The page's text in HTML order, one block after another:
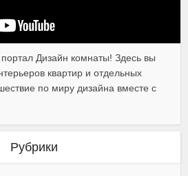
Дизайн комнаты! Здесь вы
квартир и отдельных
по миру дизайна вместе с
Рубрики